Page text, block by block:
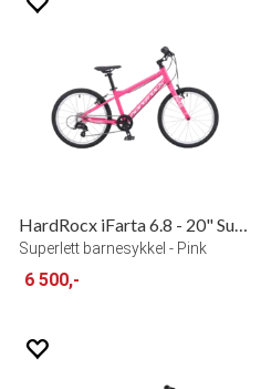
HardRocx iFarta 6.8 - 20" Superlight
Superlett barnesykkel - Pink
6 500,-